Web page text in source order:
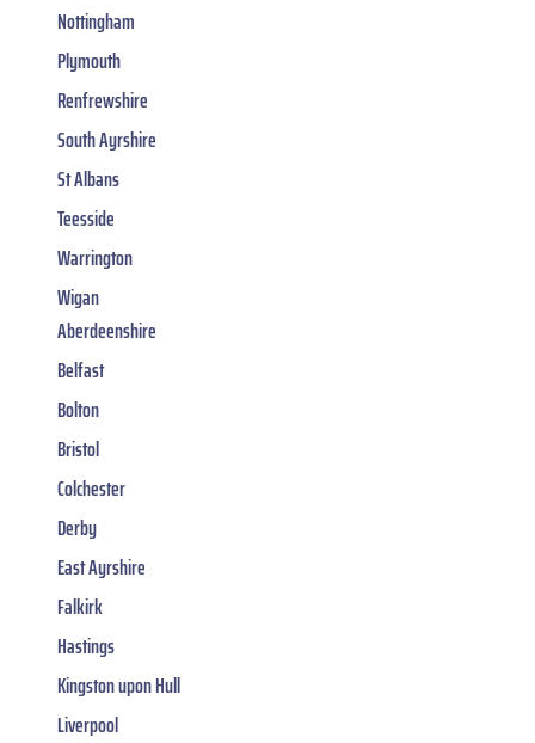
Nottingham
Plymouth
Renfrewshire
South Ayrshire
St Albans
Teesside
Warrington
Wigan
Aberdeenshire
Belfast
Bolton
Bristol
Colchester
Derby
East Ayrshire
Falkirk
Hastings
Kingston upon Hull
Liverpool